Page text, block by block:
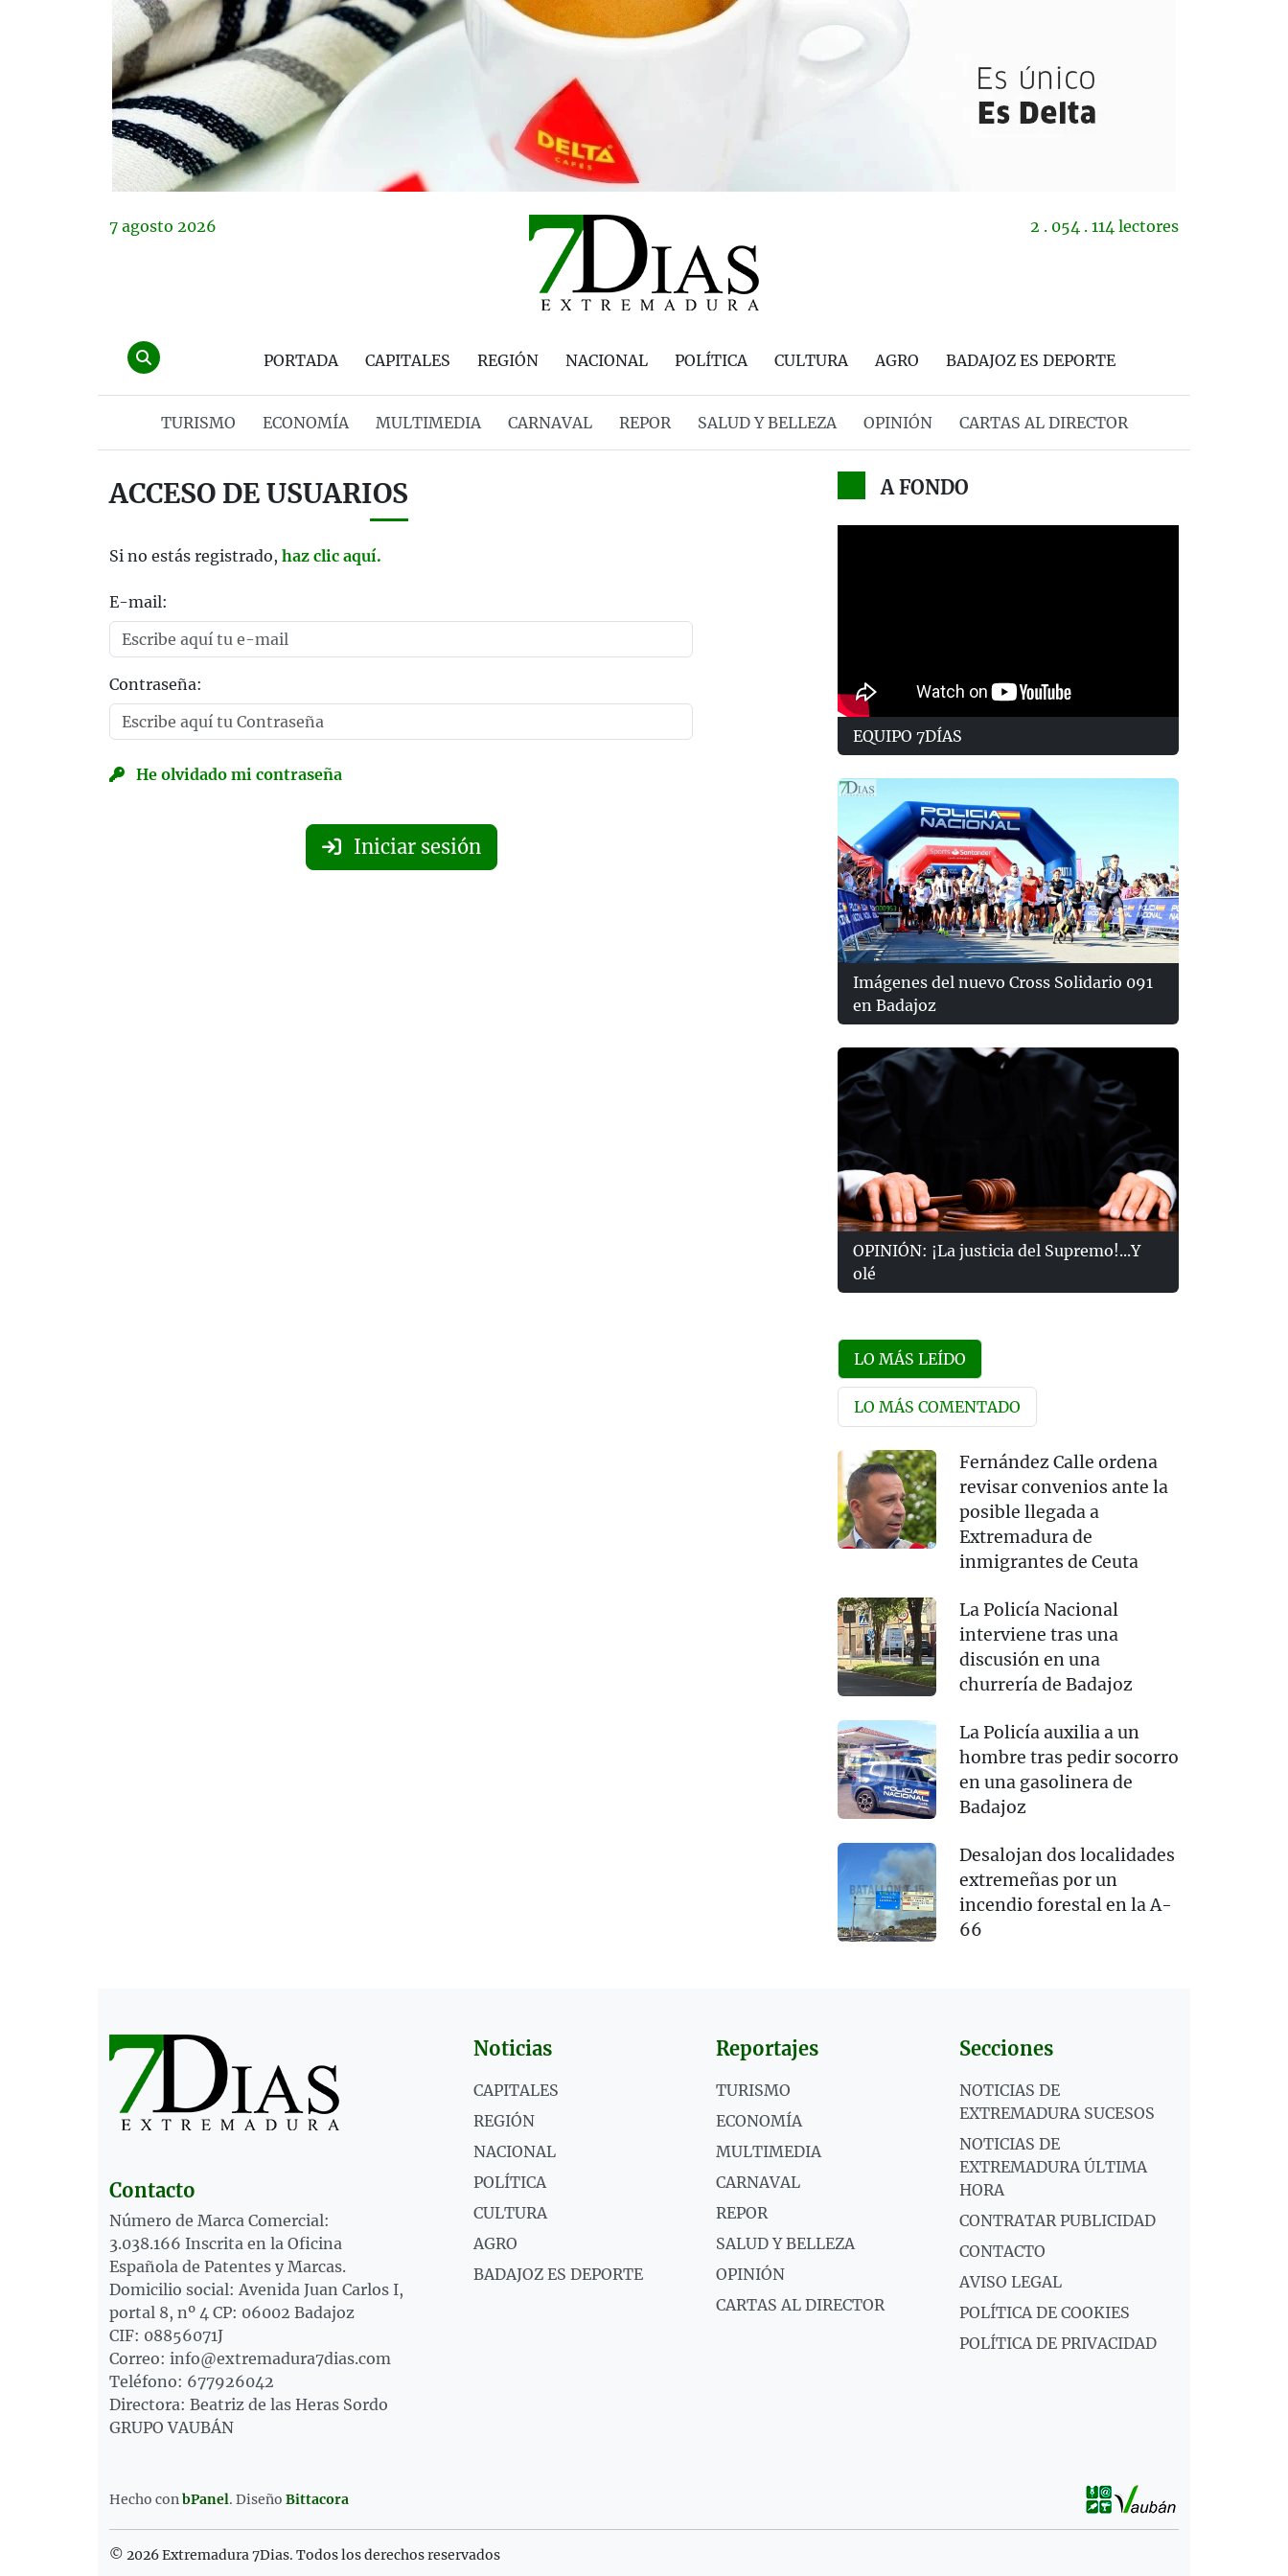
7 agosto 2026 2 . 054 . 114 lectores
PORTADA CAPITALES REGIÓN NACIONAL POLÍTICA CULTURA AGRO BADAJOZ ES DEPORTE
TURISMO ECONOMÍA MULTIMEDIA CARNAVAL REPOR SALUD Y BELLEZA OPINIÓN CARTAS AL DIRECTOR
ACCESO DE USUARIOS
Si no estás registrado, haz clic aquí.
E-mail:
Contraseña:
He olvidado mi contraseña
Iniciar sesión
A FONDO
EQUIPO 7DÍAS
Imágenes del nuevo Cross Solidario 091
en Badajoz
OPINIÓN: ¡La justicia del Supremo!...Y
olé
LO MÁS LEÍDO
LO MÁS COMENTADO
Fernández Calle ordena
revisar convenios ante la
posible llegada a
Extremadura de
inmigrantes de Ceuta
La Policía Nacional
interviene tras una
discusión en una
churrería de Badajoz
La Policía auxilia a un
hombre tras pedir socorro
en una gasolinera de
Badajoz
Desalojan dos localidades
extremeñas por un
incendio forestal en la A-
66
Contacto
Número de Marca Comercial:
3.038.166 Inscrita en la Oficina
Española de Patentes y Marcas.
Domicilio social: Avenida Juan Carlos I,
portal 8, nº 4 CP: 06002 Badajoz
CIF: 08856071J
Correo: info@extremadura7dias.com
Teléfono: 677926042
Directora: Beatriz de las Heras Sordo
GRUPO VAUBÁN
Noticias
CAPITALES
REGIÓN
NACIONAL
POLÍTICA
CULTURA
AGRO
BADAJOZ ES DEPORTE
Reportajes
TURISMO
ECONOMÍA
MULTIMEDIA
CARNAVAL
REPOR
SALUD Y BELLEZA
OPINIÓN
CARTAS AL DIRECTOR
Secciones
NOTICIAS DE
EXTREMADURA SUCESOS
NOTICIAS DE
EXTREMADURA ÚLTIMA
HORA
CONTRATAR PUBLICIDAD
CONTACTO
AVISO LEGAL
POLÍTICA DE COOKIES
POLÍTICA DE PRIVACIDAD
Hecho con bPanel. Diseño Bittacora
© 2026 Extremadura 7Dias. Todos los derechos reservados